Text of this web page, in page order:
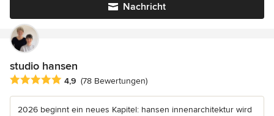
Nachricht
studio hansen
Durchschnittliche Bewertung: 4.9 von 5 Sternen
4,9 (78 Bewertungen)
2026 beginnt ein neues Kapitel: hansen innenarchitektur wird